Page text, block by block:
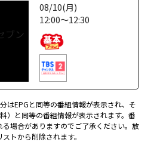
08/10(月)
12:00～12:30
はEPGと同等の番組情報が表示され、そ
）と同等の番組情報が表示されます。番
場合がありますのでご了承ください。放
トから削除されます。